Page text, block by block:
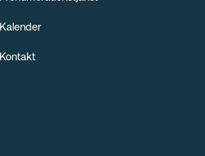
Kalender
Kontakt